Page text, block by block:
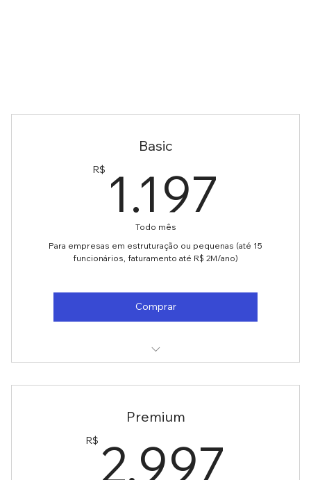
Basic
R$ 1.197
Todo mês
Para empresas em estruturação ou pequenas (até 15
funcionários, faturamento até R$ 2M/ano)
Comprar
documentação
- Não tem histórico de problemas jurídicos complexos
Premium
R$ 2.997